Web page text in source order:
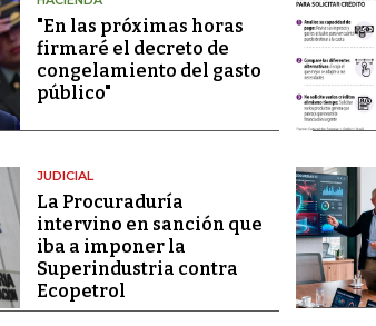
"En las próximas horas
firmaré el decreto de
congelamiento del gasto
público"
JUDICIAL
La Procuraduría
intervino en sanción que
iba a imponer la
Superindustria contra
Ecopetrol